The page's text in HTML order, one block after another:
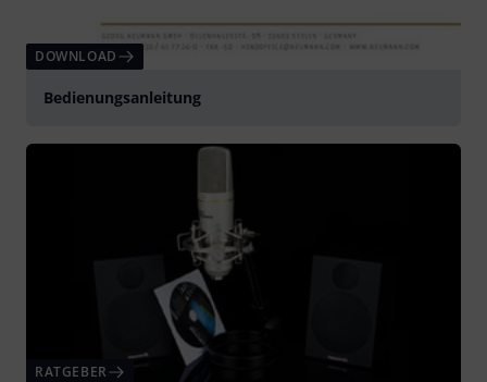
DOWNLOAD
Bedienungsanleitung
RATGEBER